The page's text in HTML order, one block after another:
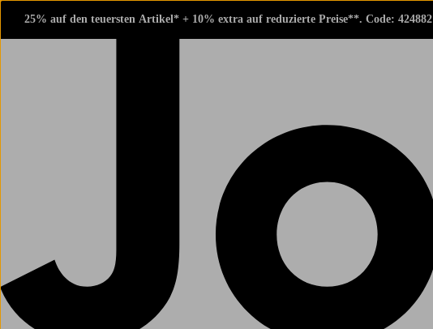
25% auf den teuersten Artikel* + 10% extra auf reduzierte Preise**. Code: 424882